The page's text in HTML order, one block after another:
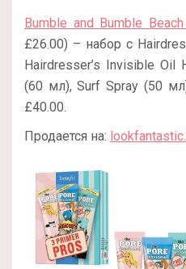
Bumble and Bumble
£26.00) – набор с
Hairdresser’s Invisible Oil
(60 мл), Surf Spray (50
£40.00.
Продается на: